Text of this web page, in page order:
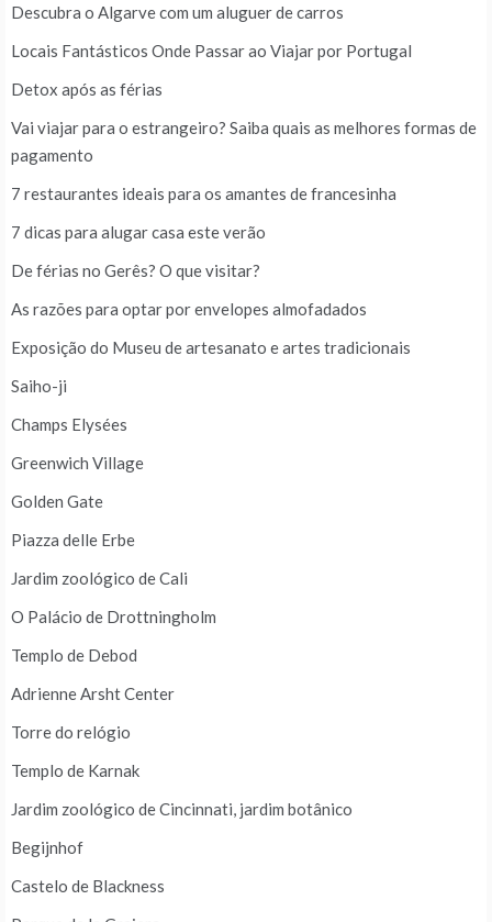
Descubra o Algarve com um aluguer de carros
Locais Fantásticos Onde Passar ao Viajar por Portugal
Detox após as férias
Vai viajar para o estrangeiro? Saiba quais as melhores formas de
pagamento
7 restaurantes ideais para os amantes de francesinha
7 dicas para alugar casa este verão
De férias no Gerês? O que visitar?
As razões para optar por envelopes almofadados
Exposição do Museu de artesanato e artes tradicionais
Saiho-ji
Champs Elysées
Greenwich Village
Golden Gate
Piazza delle Erbe
Jardim zoológico de Cali
O Palácio de Drottningholm
Templo de Debod
Adrienne Arsht Center
Torre do relógio
Templo de Karnak
Jardim zoológico de Cincinnati, jardim botânico
Begijnhof
Castelo de Blackness